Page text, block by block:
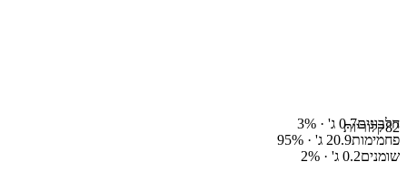
82קלוריות
חלבונים0.7 ג' · 3%
פחמימות20.9 ג' · 95%
שומנים0.2 ג' · 2%